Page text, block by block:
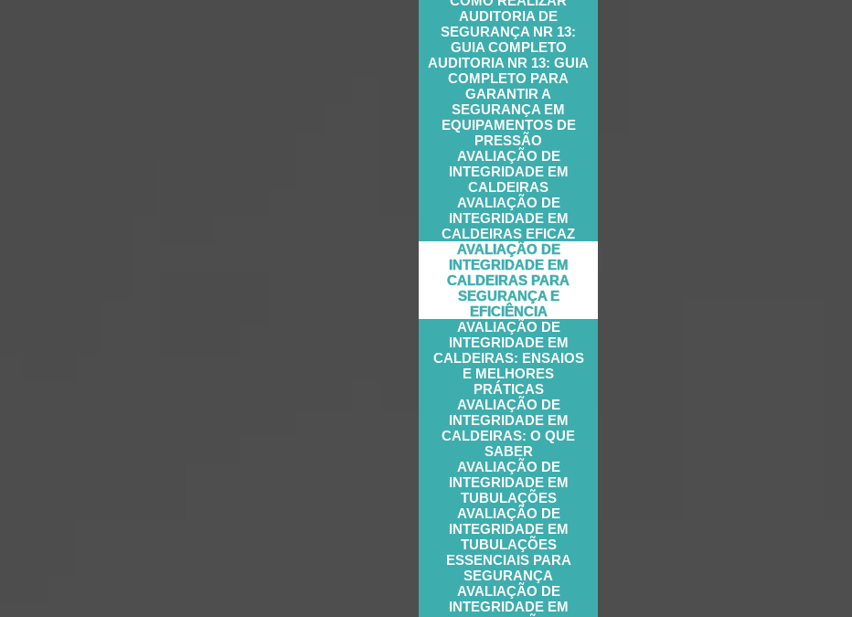
AUDITORIA DE
SEGURANÇA NR 13:
GUIA COMPLETO
AUDITORIA NR 13: GUIA
COMPLETO PARA
GARANTIR A
SEGURANÇA EM
EQUIPAMENTOS DE
PRESSÃO
AVALIAÇÃO DE
INTEGRIDADE EM
CALDEIRAS
AVALIAÇÃO DE
INTEGRIDADE EM
CALDEIRAS EFICAZ
AVALIAÇÃO DE
INTEGRIDADE EM
CALDEIRAS PARA
SEGURANÇA E
EFICIÊNCIA
AVALIAÇÃO DE
INTEGRIDADE EM
CALDEIRAS: ENSAIOS
E MELHORES
PRÁTICAS
AVALIAÇÃO DE
INTEGRIDADE EM
CALDEIRAS: O QUE
SABER
AVALIAÇÃO DE
INTEGRIDADE EM
TUBULAÇÕES
AVALIAÇÃO DE
INTEGRIDADE EM
TUBULAÇÕES
ESSENCIAIS PARA
SEGURANÇA
AVALIAÇÃO DE
INTEGRIDADE EM